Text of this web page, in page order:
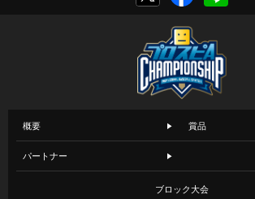
概要 賞品
パートナー
ブロック大会